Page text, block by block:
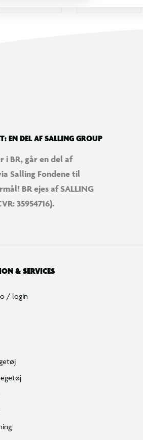
EN DEL AF SALLING GROUP
i BR, går en del af
Salling Fondene til
BR ejes af SALLING
35954716).
& SERVICES
/ login